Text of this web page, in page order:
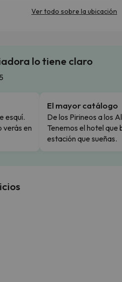
Ver todo sobre la ubicación
lo tiene claro
esquí.
verás en
El mayor catálogo
De los Pirineos a los
Tenemos el hotel que
estación que sueñas.